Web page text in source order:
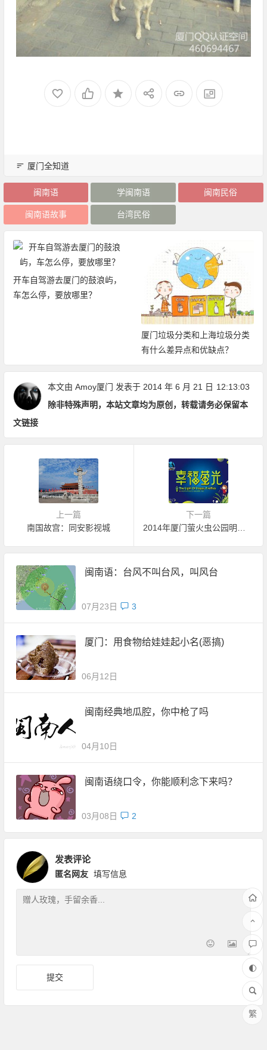
厦门全知道
闽南语 学闽南语 闽南民俗
闽南语故事 台湾民俗
开车自驾游去厦门的鼓浪屿，
车怎么停，要放哪里？
厦门垃圾分类和上海垃圾分类
有什么差异点和优缺点？
本文由 Amoy厦门 发表于 2014 年 6 月 21 日 12:13:03
除非特殊声明，本站文章均为原创，转载请务必保留本
文链接
上一篇
南国故宫：同安影视城
下一篇
闽南语：台风不叫台风，叫风台
07月23日 3
厦门：用食物给娃娃起小名(恶搞)
06月12日
闽南经典地瓜腔，你中枪了吗
04月10日
闽南语绕口令，你能顺利念下来吗？
03月08日 2
发表评论
匿名网友 填写信息
繁